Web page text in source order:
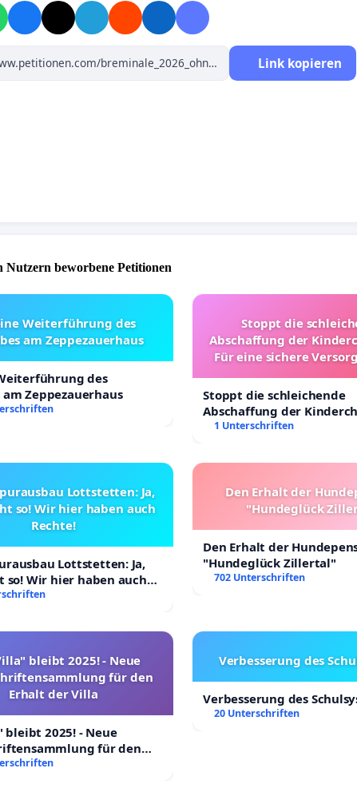
Link kopieren
Nutzern beworbene Petitionen
Weiterführung des
am Zeppezauerhaus
des
Zeppezauerhaus
Stoppt die
Abschaffung der
Für eine sichere
Stoppt die schleichende
Abschaffung der
Für eine sichere
1 Unterschriften
Lottstetten: Ja,
so! Wir hier haben auch
Rechte!
Lottstetten: Ja,
so! Wir hier haben auch
Den Erhalt der
"Hundeglück
Den Erhalt der
"Hundeglück Zillertal"
702 Unterschriften
bleibt 2025! - Neue
für den
Erhalt der Villa
bleibt 2025! - Neue
für den
Villa
Verbesserung des
Verbesserung des
20 Unterschriften